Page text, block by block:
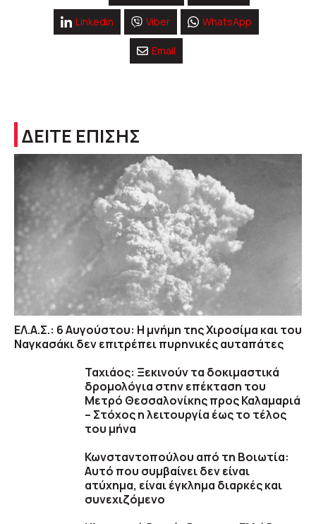
Linkedin Viber WhatsApp
Email
ΔΕΙΤΕ ΕΠΙΣΗΣ
ΕΛ.Α.Σ.: 6 Αυγούστου: Η μνήμη της Χιροσίμα και του
Ναγκασάκι δεν επιτρέπει πυρηνικές αυταπάτες
Ταχιάος: Ξεκινούν τα δοκιμαστικά
δρομολόγια στην επέκταση του
Μετρό Θεσσαλονίκης προς Καλαμαριά
– Στόχος η λειτουργία έως το τέλος
του μήνα
Κωνσταντοπούλου από τη Βοιωτία:
Αυτό που συμβαίνει δεν είναι
ατύχημα, είναι έγκλημα διαρκές και
συνεχιζόμενο